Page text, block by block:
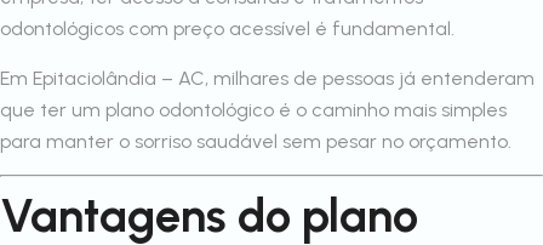
odontológicos com preço acessível é fundamental.
Em Epitaciolândia – AC, milhares de pessoas já entenderam
que ter um plano odontológico é o caminho mais simples
para manter o sorriso saudável sem pesar no orçamento.
Vantagens do plano